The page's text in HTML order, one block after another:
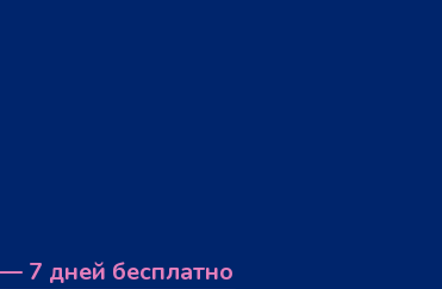
7 дней бесплатно